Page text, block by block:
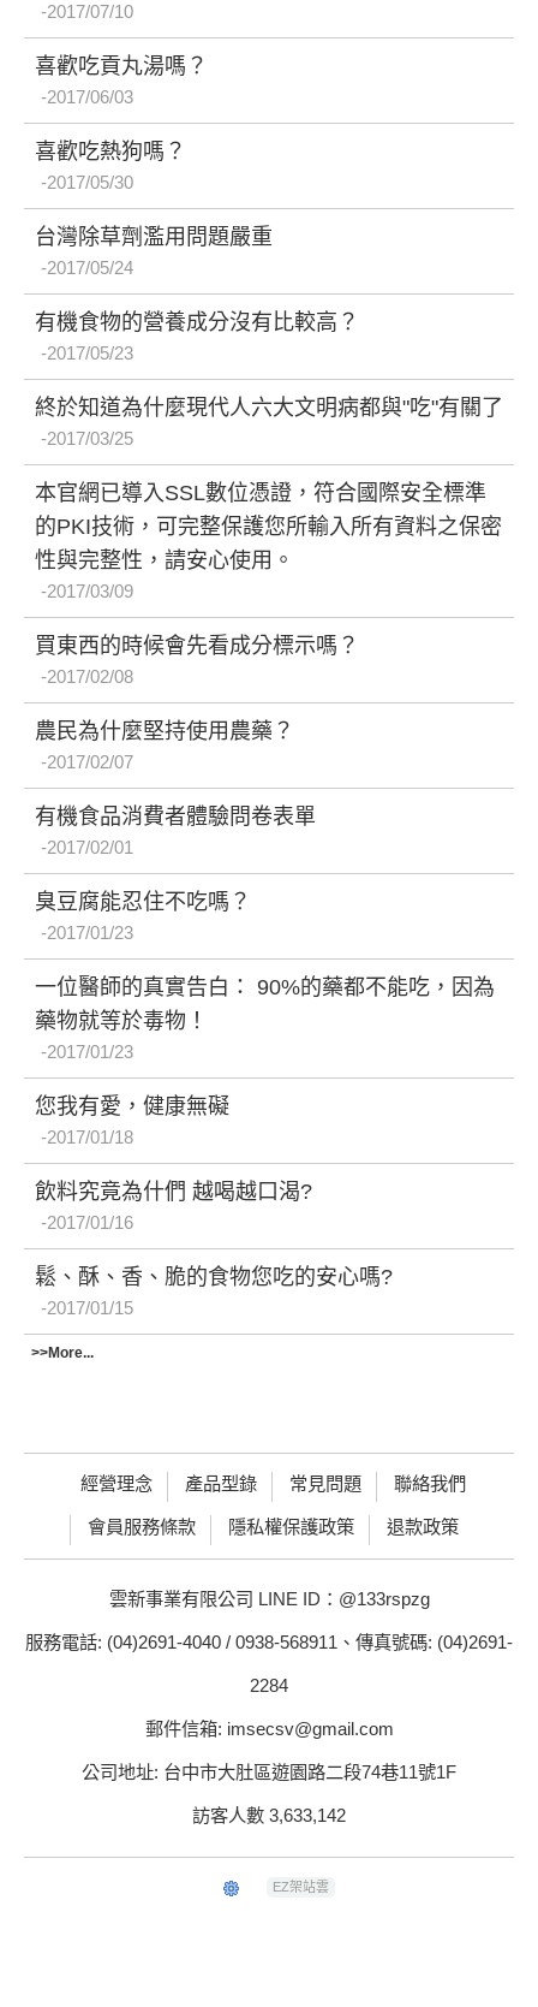
2017/07/10
喜歡吃貢丸湯嗎？
2017/06/03
喜歡吃熱狗嗎？
2017/05/30
台灣除草劑濫用問題嚴重
2017/05/24
有機食物的營養成分沒有比較高？
2017/05/23
終於知道為什麼現代人六大文明病都與"吃"有關了
2017/03/25
本官網已導入SSL數位憑證，符合國際安全標準
的PKI技術，可完整保護您所輸入所有資料之保密
性與完整性，請安心使用。
2017/03/09
買東西的時候會先看成分標示嗎？
2017/02/08
農民為什麼堅持使用農藥？
2017/02/07
有機食品消費者體驗問卷表單
2017/02/01
臭豆腐能忍住不吃嗎？
2017/01/23
一位醫師的真實告白： 90%的藥都不能吃，因為
藥物就等於毒物！
2017/01/23
您我有愛，健康無礙
2017/01/18
飲料究竟為什們 越喝越口渴?
2017/01/16
鬆、酥、香、脆的食物您吃的安心嗎?
2017/01/15
>>More...
經營理念 產品型錄 常見問題 聯絡我們
會員服務條款 隱私權保護政策 退款政策
雲新事業有限公司 LINE ID：@133rspzg
服務電話: (04)2691-4040 / 0938-568911、傳真號碼: (04)2691-
2284
郵件信箱: imsecsv@gmail.com
公司地址: 台中市大肚區遊園路二段74巷11號1F
訪客人數 3,633,142
EZ架站雲